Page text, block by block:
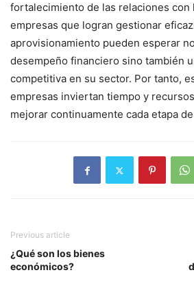
fortalecimiento de las relaciones con
empresas que logran gestionar
aprovisionamiento pueden esperar
desempeño financiero sino también
competitiva en su sector. Por tanto,
empresas inviertan tiempo y
mejorar continuamente cada etapa
Previous article
¿Qué son los bienes
económicos?